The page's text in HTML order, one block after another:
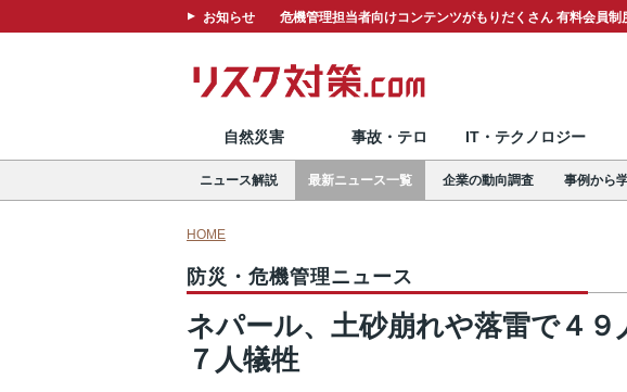
お知らせ 危機管理担当者向けコンテンツがもりだくさん 有料会員
自然災害 事故・テロ IT・テクノロジー
ニュース解説 最新ニュース一覧 企業の動向調査 事例から
HOME
防災・危機管理ニュース
ネパール、土砂崩れや落雷で４９
７人犠牲